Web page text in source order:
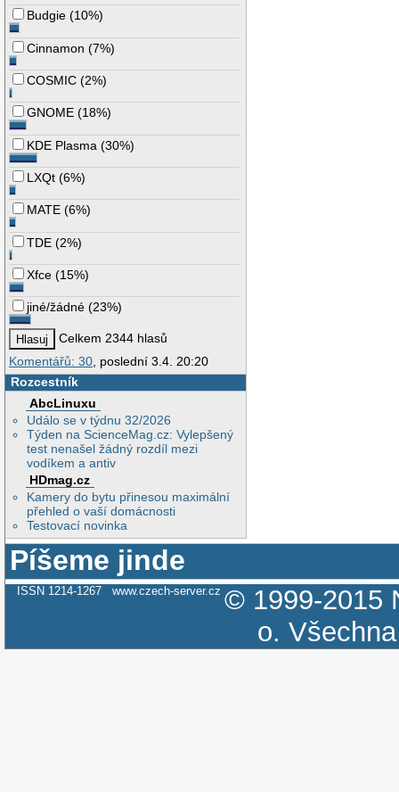
Budgie (10%)
Cinnamon (7%)
COSMIC (2%)
GNOME (18%)
KDE Plasma (30%)
LXQt (6%)
MATE (6%)
TDE (2%)
Xfce (15%)
jiné/žádné (23%)
Celkem 2344 hlasů
Komentářů: 30 , poslední 3.4. 20:20
Rozcestník
AbcLinuxu
Událo se v týdnu 32/2026
Týden na ScienceMag.cz: Vylepšený
test nenašel žádný rozdíl mezi
vodíkem a antiv
HDmag.cz
Kamery do bytu přinesou maximální
přehled o vaší domácnosti
Testovací novinka
Píšeme jinde
ISSN 1214-1267 www.czech-server.cz © 1999-2015
o.